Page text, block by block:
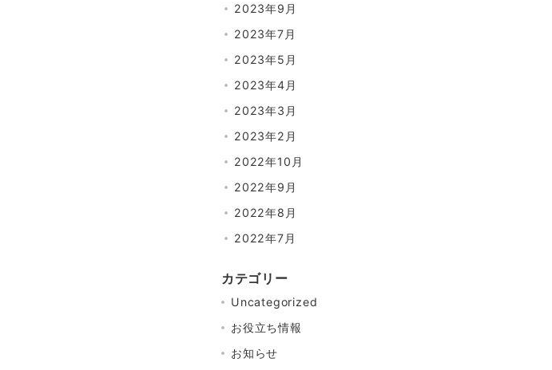
2023年9月
2023年7月
2023年5月
2023年4月
2023年3月
2023年2月
2022年10月
2022年9月
2022年8月
2022年7月
カテゴリー
Uncategorized
お役立ち情報
お知らせ